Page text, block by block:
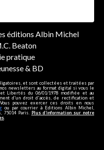
éditions Albin Michel
Beaton
pratique
& BD
et sont collectées et traitées par
newsletters au format digital si vous le
Libertés du 06/01/1978 modifiée et au
d'un droit d'accès, de rectification et
pouvez exercer ces droits en nous
ou par courrier à Editions Albin Michel,
75014 Paris. Plus d’information sur notre